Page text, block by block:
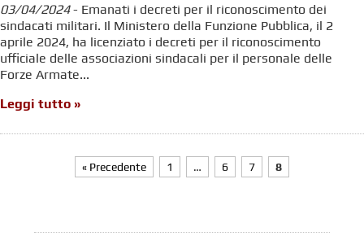
03/04/2024- Emanati i decreti per il riconoscimento dei
sindacati militari. Il Ministero della Funzione Pubblica, il 2
aprile 2024, ha licenziato i decreti per il riconoscimento
ufficiale delle associazioni sindacali per il personale delle
Forze Armate...
Leggi tutto »
« Precedente 1 … 6 7 8